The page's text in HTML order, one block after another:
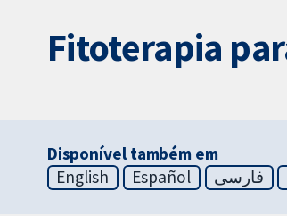
Fitoterapia
Disponível também em
English
Español فارسی